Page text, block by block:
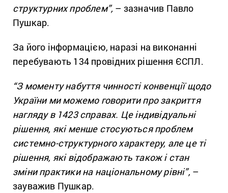
структурних проблем”, – зазначив Павло
Пушкар.
За його інформацією, наразі на виконанні
перебувають 134 провідних рішення ЄСПЛ.
“З моменту набуття чинності конвенції щодо
України ми можемо говорити про закриття
нагляду в 1423 справах. Це індивідуальні
рішення, які менше стосуються проблем
системно-структурного характеру, але це ті
рішення, які відображають також і стан
зміни практики на національному рівні”, –
зауважив Пушкар.